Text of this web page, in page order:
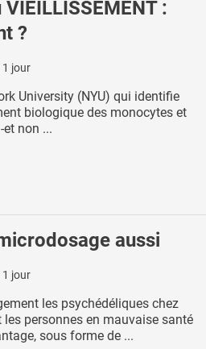
VIEILLISSEMENT :
?
1 jour
University (NYU) qui identifie
biologique des monocytes et
non ...
aussi
1 jour
les psychédéliques chez
personnes en mauvaise santé
sous forme de ...